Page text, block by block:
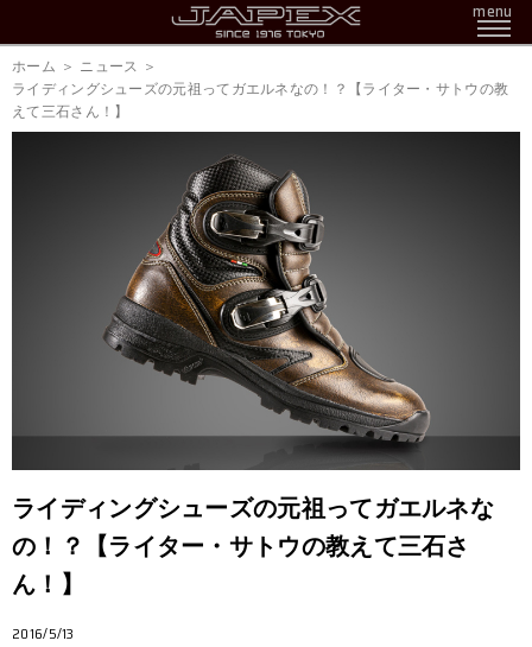
menu
ホーム
ニュース
ライディングシューズの元祖ってガエルネなの！？【ライター・サトウの教
えて三石さん！】
ライディングシューズの元祖ってガエルネな
の！？【ライター・サトウの教えて三石さ
ん！】
2016/5/13